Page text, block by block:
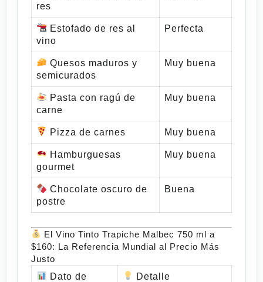
res
Estofado de res al
vino
Perfecta
Quesos maduros y
semicurados
Muy buena
Pasta con ragú de
carne
Muy buena
Pizza de carnes Muy buena
Hamburguesas
gourmet
Muy buena
Chocolate oscuro de
postre
Buena
El Vino Tinto Trapiche Malbec 750 ml a
$160: La Referencia Mundial al Precio Más
Justo
Dato de
Detalle